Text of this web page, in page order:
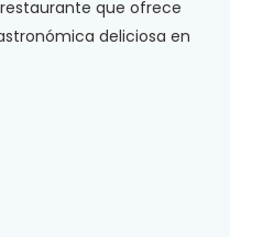
que ofrece
deliciosa en